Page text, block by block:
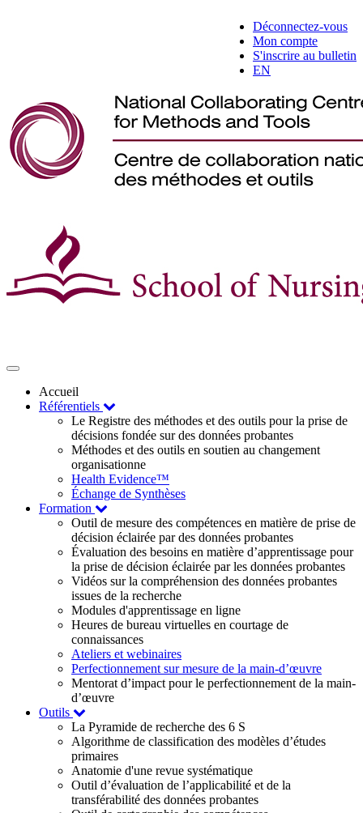
Déconnectez-vous
Mon compte
S'inscrire au bulletin
EN
Toggle
navigationAccueil
Référentiels
Le Registre des méthodes et des outils pour la prise de
décisions fondée sur des données probantes
Méthodes et des outils en soutien au changement
organisationne
Health Evidence™
Échange de Synthèses
Formation
Outil de mesure des compétences en matière de prise de
décision éclairée par des données probantes
Évaluation des besoins en matière d’apprentissage pour
la prise de décision éclairée par les données probantes
Vidéos sur la compréhension des données probantes
issues de la recherche
Modules d'apprentissage en ligne
Heures de bureau virtuelles en courtage de
connaissances
Ateliers et webinaires
Perfectionnement sur mesure de la main-d’œuvre
Mentorat d’impact pour le perfectionnement de la main-
d’œuvre
Outils
La Pyramide de recherche des 6 S
Algorithme de classification des modèles d’études
primaires
Anatomie d'une revue systématique
Outil d’évaluation de l’applicabilité et de la
transférabilité des données probantes